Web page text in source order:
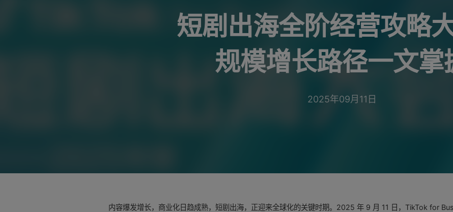
短剧出海全阶经营攻略
规模增长路径一文掌
2025年09月11日
内容爆发增长，商业化日趋成熟，短剧出海，正迎来全球化的关键时期。2025 年 9 月 11 日，TikTok for